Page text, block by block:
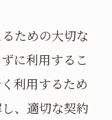
ための大切な
に利用するこ
利用するため
、適切な契約